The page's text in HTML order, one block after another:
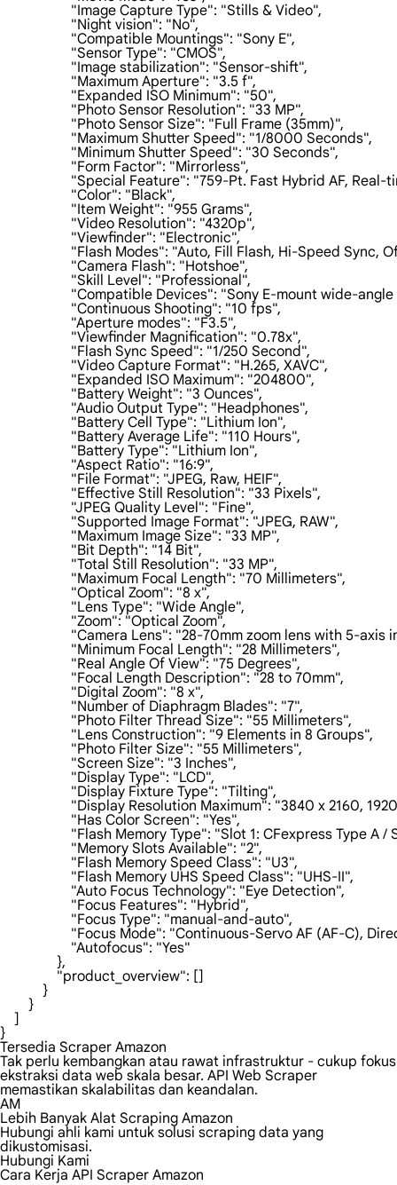
                    "Image Capture Type": "Stills & Video",
                    "Night vision": "No",
                    "Compatible Mountings": "Sony E",
                    "Sensor Type": "CMOS",
                    "Image stabilization": "Sensor-shift",
                    "Maximum Aperture": "3.5 f",
                    "Expanded ISO Minimum": "50",
                    "Photo Sensor Resolution": "33 MP",
                    "Photo Sensor Size": "Full Frame (35mm)",
                    "Maximum Shutter Speed": "1/8000 Seconds",
                    "Minimum Shutter Speed": "30 Seconds",
                    "Form Factor": "Mirrorless",
"Special Feature": "759-Pt. Fast Hybrid
                    "Color": "Black",
                    "Item Weight": "955 Grams",
                    "Video Resolution": "4320p",
                    "Viewfinder": "Electronic",
"Flash Modes": "Auto, Fill Flash, Hi-Speed
                    "Camera Flash": "Hotshoe",
                    "Skill Level": "Professional",
"Compatible Devices": "Sony E-mount wide-
                    "Continuous Shooting": "10 fps",
                    "Aperture modes": "F3.5",
                    "Viewfinder Magnification": "0.78x",
                    "Flash Sync Speed": "1/250 Second",
                    "Video Capture Format": "H.265, XAVC",
                    "Expanded ISO Maximum": "204800",
                    "Battery Weight": "3 Ounces",
                    "Audio Output Type": "Headphones",
                    "Battery Cell Type": "Lithium Ion",
                    "Battery Average Life": "110 Hours",
                    "Battery Type": "Lithium Ion",
                    "Aspect Ratio": "16:9",
                    "File Format": "JPEG, Raw, HEIF",
                    "Effective Still Resolution": "33 Pixels",
                    "JPEG Quality Level": "Fine",
                    "Supported Image Format": "JPEG, RAW",
                    "Maximum Image Size": "33 MP",
                    "Bit Depth": "14 Bit",
                    "Total Still Resolution": "33 MP",
                    "Maximum Focal Length": "70 Millimeters",
                    "Optical Zoom": "8 x",
                    "Lens Type": "Wide Angle",
                    "Zoom": "Optical Zoom",
"Camera Lens": "28-70mm zoom lens with 5-axis
                    "Minimum Focal Length": "28 Millimeters",
                    "Real Angle Of View": "75 Degrees",
                    "Focal Length Description": "28 to 70mm",
                    "Digital Zoom": "8 x",
                    "Number of Diaphragm Blades": "7",
                    "Photo Filter Thread Size": "55 Millimeters",
                    "Lens Construction": "9 Elements in 8 Groups",
                    "Photo Filter Size": "55 Millimeters",
                    "Screen Size": "3 Inches",
                    "Display Type": "LCD",
                    "Display Fixture Type": "Tilting",
"Display Resolution Maximum": "3840 x 2160,
                    "Has Color Screen": "Yes",
"Flash Memory Type": "Slot 1: CFexpress
                    "Memory Slots Available": "2",
                    "Flash Memory Speed Class": "U3",
                    "Flash Memory UHS Speed Class": "UHS-II",
                    "Auto Focus Technology": "Eye Detection",
                    "Focus Features": "Hybrid",
                    "Focus Type": "manual-and-auto",
"Focus Mode": "Continuous-Servo AF (AF-
                    "Autofocus": "Yes"
                },
                "product_overview": []
            }
        }
    ]
}
Tersedia Scraper Amazon
Tak perlu kembangkan atau rawat infrastruktur - cukup fokus
ekstraksi data web skala besar. API Web Scraper
memastikan skalabilitas dan keandalan.
AM
Lebih Banyak Alat Scraping Amazon
Hubungi ahli kami untuk solusi scraping data yang
dikustomisasi.
Hubungi Kami
Cara Kerja API Scraper Amazon